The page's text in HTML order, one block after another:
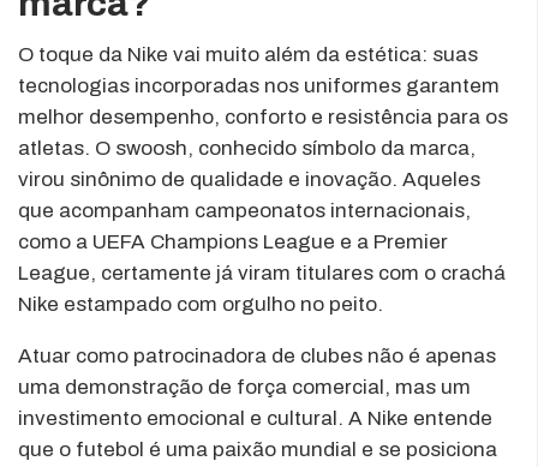
O toque da Nike vai muito além da estética: suas
tecnologias incorporadas nos uniformes garantem
melhor desempenho, conforto e resistência para os
atletas. O swoosh, conhecido símbolo da marca,
virou sinônimo de qualidade e inovação. Aqueles
que acompanham campeonatos internacionais,
como a UEFA Champions League e a Premier
League, certamente já viram titulares com o crachá
Nike estampado com orgulho no peito.
Atuar como patrocinadora de clubes não é apenas
uma demonstração de força comercial, mas um
investimento emocional e cultural. A Nike entende
que o futebol é uma paixão mundial e se posiciona